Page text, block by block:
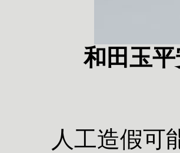
和田玉
人工造假可能